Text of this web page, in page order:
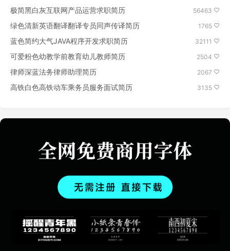
极简黑白灰互联网产品运营求职简历 56463
绿色清新英语翻译翻译专员同声传译简历 1765
蓝色简约大气JAVA程序开发求职简历 32111
可爱粉色幼教学前教育幼儿教师简历 2504
律师深蓝法务律师助理简历 2067
高铁白色高铁动车乘务员服务面试简历 3135